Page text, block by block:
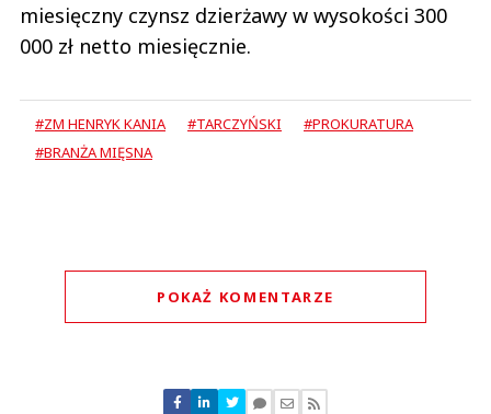
miesięczny czynsz dzierżawy w wysokości 300
000 zł netto miesięcznie.
#ZM HENRYK KANIA #TARCZYŃSKI
#PROKURATURA
#BRANŻA MIĘSNA
POKAŻ KOMENTARZE
Nie znaleziono komentarzy